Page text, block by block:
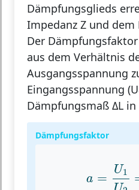
Dämpfungsglieds
Impedanz Z und
Der
aus dem Verhältnis
Ausgangsspannung
Eingangsspannung
Dämpfungsmaß ΔL in
Dämpfungsfaktor
a =
U1
1U